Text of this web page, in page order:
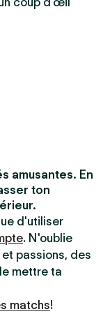
amusantes. En
ton
d'utiliser
. N'oublie
passions, des
mettre ta
matchs!